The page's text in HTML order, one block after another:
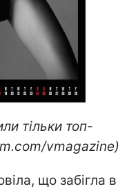
тільки топ-
vmagazine)
що забігла в